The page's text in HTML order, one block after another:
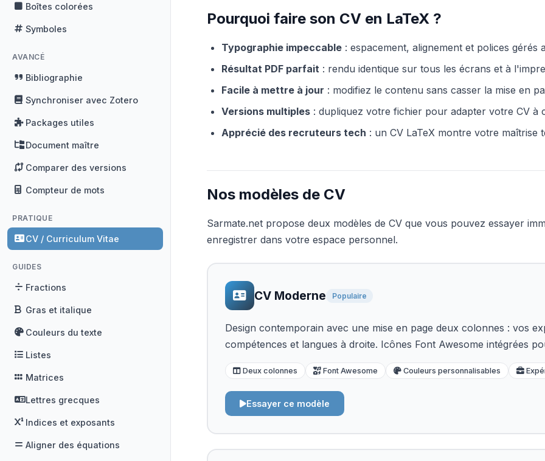
Boîtes colorées
Symboles
AVANCÉ
Bibliographie
Synchroniser avec Zotero
Packages utiles
Document maître
Comparer des versions
Compteur de mots
PRATIQUE
CV / Curriculum Vitae
GUIDES
Fractions
Gras et italique
Couleurs du texte
Listes
Matrices
Lettres grecques
Indices et exposants
Aligner des équations
Pourquoi faire son CV en LaTeX ?
Typographie impeccable : espacement, alignement et polices gérés
Résultat PDF parfait : rendu identique sur tous les écrans et à
Facile à mettre à jour : modifiez le contenu sans casser la mise en
Versions multiples : dupliquez votre fichier pour adapter votre CV à
Apprécié des recruteurs tech : un CV LaTeX montre votre maîtrise
Nos modèles de CV
Sarmate.net propose deux modèles de CV que vous pouvez essayer
enregistrer dans votre espace personnel.
CV Moderne Populaire
Design contemporain avec une mise en page deux colonnes : vos
compétences et langues à droite. Icônes Font Awesome intégrées
Deux colonnes Font Awesome Couleurs personnalisables
Essayer ce modèle